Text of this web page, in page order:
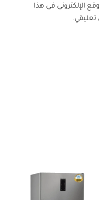
الإلكتروني في هذا
تعليقي.